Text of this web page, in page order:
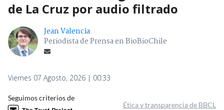
de La Cruz por audio filtrado
Jean Valencia
Periodista de Prensa en BioBioChile
Viernes 07 Agosto, 2026 | 00:33
Seguimos criterios de
Ética y transparencia de BBCL